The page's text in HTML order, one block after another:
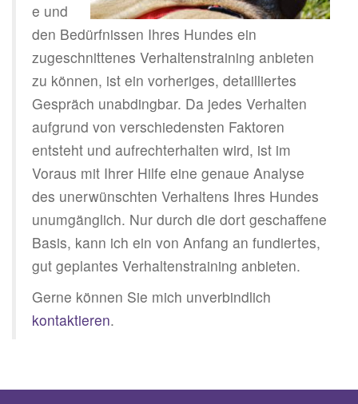
e und
den Bedürfnissen Ihres Hundes ein
zugeschnittenes Verhaltenstraining anbieten
zu können, ist ein vorheriges, detailliertes
Gespräch unabdingbar. Da jedes Verhalten
aufgrund von verschiedensten Faktoren
entsteht und aufrechterhalten wird, ist im
Voraus mit Ihrer Hilfe eine genaue Analyse
des unerwünschten Verhaltens Ihres Hundes
unumgänglich. Nur durch die dort geschaffene
Basis, kann ich ein von Anfang an fundiertes,
gut geplantes Verhaltenstraining anbieten.
Gerne können Sie mich unverbindlich
kontaktieren.